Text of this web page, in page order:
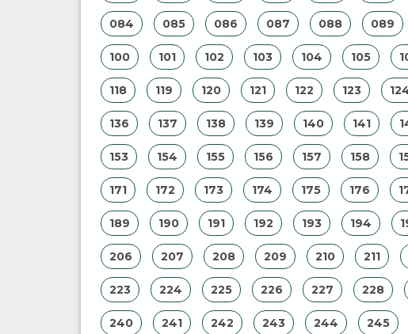
084 085 086 087 088 089
100 101 102 103 104 105
118 119 120 121 122 123
136 137 138 139 140 141
153 154 155 156 157 158
171 172 173 174 175 176
189 190 191 192 193 194
206 207 208 209 210 211
223 224 225 226 227 228
240 241 242 243 244 245